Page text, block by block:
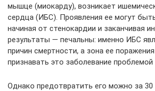
мышце (миокарду), возникает
сердца (ИБС). Проявления ее могут
начиная от стенокардии и заканчивая
результаты — печальны: именно ИБС
причин смертности, а зона ее
признавать это заболевание проблемой
Однако предотвратить его можно за 30